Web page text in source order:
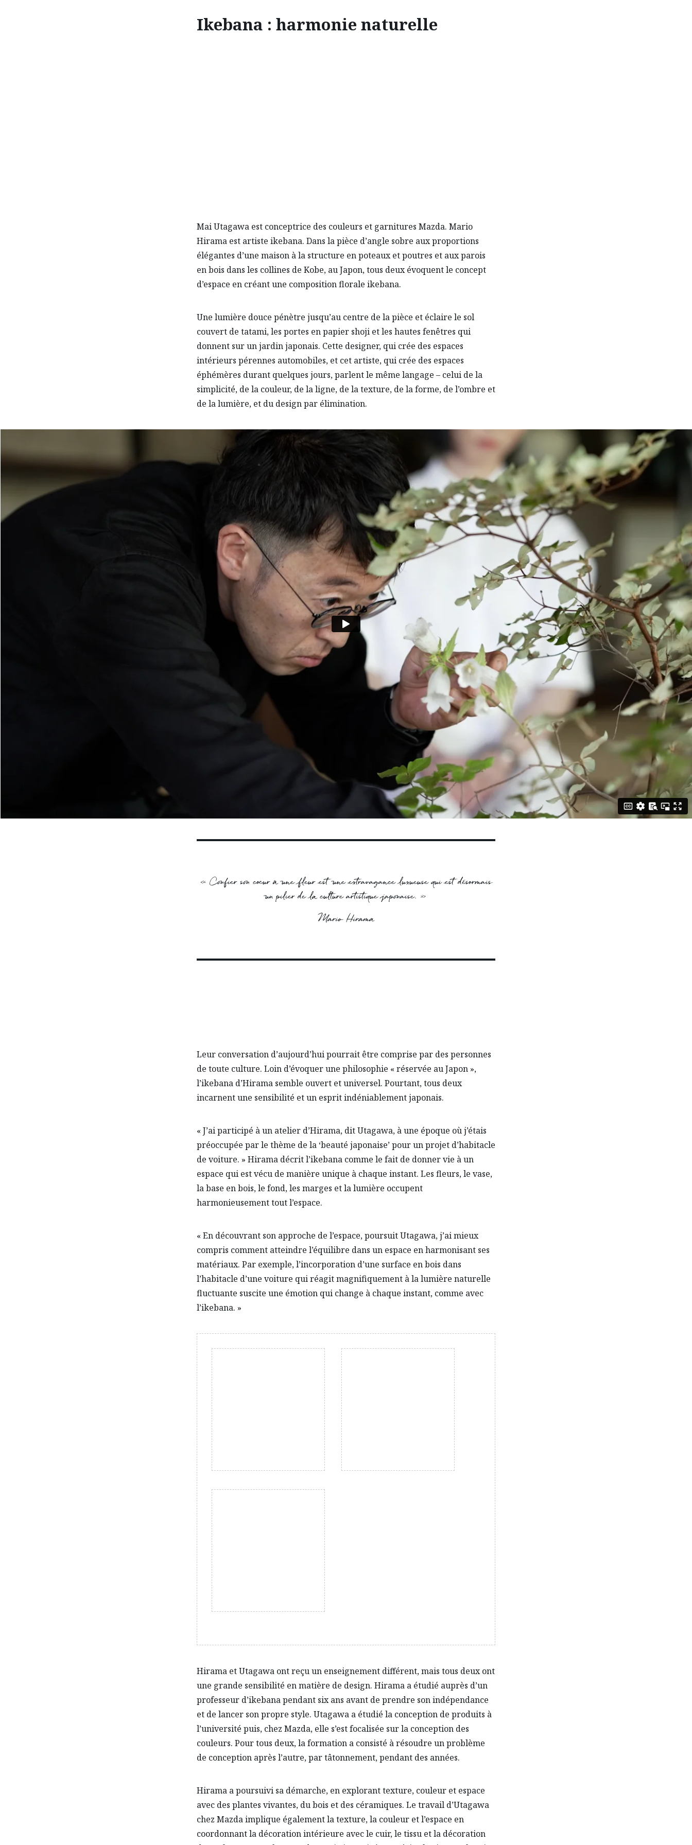
Ikebana : harmonie naturelle
Mai Utagawa est conceptrice des couleurs et garnitures Mazda. Mario
Hirama est artiste ikebana. Dans la pièce d’angle sobre aux proportions
élégantes d’une maison à la structure en poteaux et poutres et aux parois
en bois dans les collines de Kobe, au Japon, tous deux évoquent le concept
d’espace en créant une composition florale ikebana.
Une lumière douce pénètre jusqu’au centre de la pièce et éclaire le sol
couvert de tatami, les portes en papier shoji et les hautes fenêtres qui
donnent sur un jardin japonais. Cette designer, qui crée des espaces
intérieurs pérennes automobiles, et cet artiste, qui crée des espaces
éphémères durant quelques jours, parlent le même langage – celui de la
simplicité, de la couleur, de la ligne, de la texture, de la forme, de l’ombre et
de la lumière, et du design par élimination.
« Confier son cœur à une fleur est une extravagance luxueuse qui est désormais
un pilier de la culture artistique japonaise. »
Mario Hirama
Leur conversation d’aujourd’hui pourrait être comprise par des personnes
de toute culture. Loin d’évoquer une philosophie « réservée au Japon »,
l’ikebana d’Hirama semble ouvert et universel. Pourtant, tous deux
incarnent une sensibilité et un esprit indéniablement japonais.
« J’ai participé à un atelier d’Hirama, dit Utagawa, à une époque où j’étais
préoccupée par le thème de la ‘beauté japonaise’ pour un projet d’habitacle
de voiture. » Hirama décrit l’ikebana comme le fait de donner vie à un
espace qui est vécu de manière unique à chaque instant. Les fleurs, le vase,
la base en bois, le fond, les marges et la lumière occupent
harmonieusement tout l’espace.
« En découvrant son approche de l’espace, poursuit Utagawa, j’ai mieux
compris comment atteindre l’équilibre dans un espace en harmonisant ses
matériaux. Par exemple, l’incorporation d’une surface en bois dans
l’habitacle d’une voiture qui réagit magnifiquement à la lumière naturelle
fluctuante suscite une émotion qui change à chaque instant, comme avec
l’ikebana. »
Hirama et Utagawa ont reçu un enseignement différent, mais tous deux ont
une grande sensibilité en matière de design. Hirama a étudié auprès d’un
professeur d’ikebana pendant six ans avant de prendre son indépendance
et de lancer son propre style. Utagawa a étudié la conception de produits à
l’université puis, chez Mazda, elle s’est focalisée sur la conception des
couleurs. Pour tous deux, la formation a consisté à résoudre un problème
de conception après l’autre, par tâtonnement, pendant des années.
Hirama a poursuivi sa démarche, en explorant texture, couleur et espace
avec des plantes vivantes, du bois et des céramiques. Le travail d’Utagawa
chez Mazda implique également la texture, la couleur et l’espace en
coordonnant la décoration intérieure avec le cuir, le tissu et la décoration